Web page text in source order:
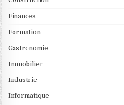
Finances
Formation
Gastronomie
Immobilier
Industrie
Informatique